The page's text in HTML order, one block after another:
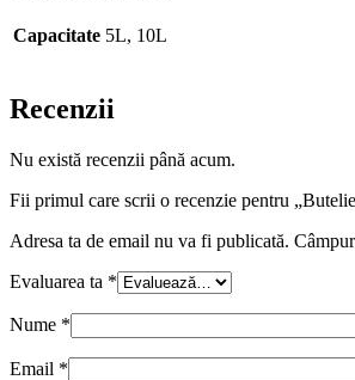
Capacitate 5L, 10L
Recenzii
Nu există recenzii până acum.
Fii primul care scrii o recenzie pentru
Adresa ta de email nu va fi publicată.
Evaluarea ta *
Nume *
Email *